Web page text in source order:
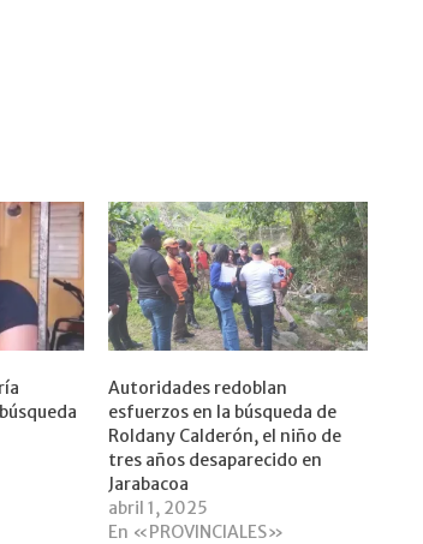
Autoridades redoblan
esfuerzos en la búsqueda de
Roldany Calderón, el niño de
tres años desaparecido en
Jarabacoa
abril 1, 2025
En «PROVINCIALES»